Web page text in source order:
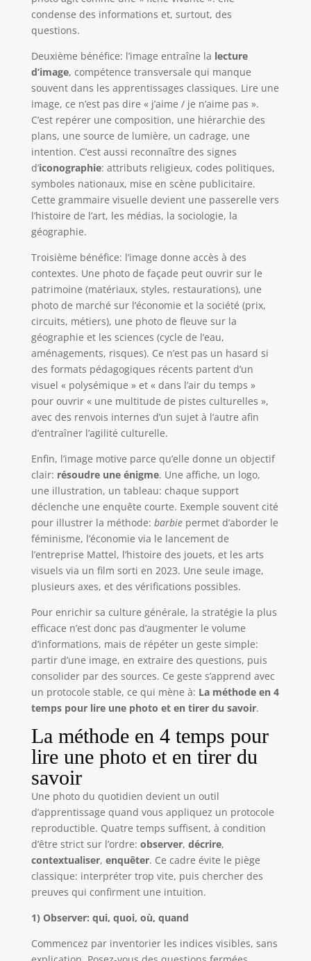
condense des informations et, surtout, des
questions.
Deuxième bénéfice: l’image entraîne la lecture
d’image, compétence transversale qui manque
souvent dans les apprentissages classiques. Lire une
image, ce n’est pas dire « j’aime / je n’aime pas ».
C’est repérer une composition, une hiérarchie des
plans, une source de lumière, un cadrage, une
intention. C’est aussi reconnaître des signes
d’iconographie: attributs religieux, codes politiques,
symboles nationaux, mise en scène publicitaire.
Cette grammaire visuelle devient une passerelle vers
l’histoire de l’art, les médias, la sociologie, la
géographie.
Troisième bénéfice: l’image donne accès à des
contextes. Une photo de façade peut ouvrir sur le
patrimoine (matériaux, styles, restaurations), une
photo de marché sur l’économie et la société (prix,
circuits, métiers), une photo de fleuve sur la
géographie et les sciences (cycle de l’eau,
aménagements, risques). Ce n’est pas un hasard si
des formats pédagogiques récents partent d’un
visuel « polysémique » et « dans l’air du temps »
pour ouvrir « une multitude de pistes culturelles »,
avec des renvois internes d’un sujet à l’autre afin
d’entraîner l’agilité culturelle.
Enfin, l’image motive parce qu’elle donne un objectif
clair: résoudre une énigme. Une affiche, un logo,
une illustration, un tableau: chaque support
déclenche une enquête courte. Exemple souvent cité
pour illustrer la méthode: barbiepermet d’aborder le
féminisme, l’économie via le lancement de
l’entreprise Mattel, l’histoire des jouets, et les arts
visuels via un film sorti en 2023. Une seule image,
plusieurs axes, et des vérifications possibles.
Pour enrichir sa culture générale, la stratégie la plus
efficace n’est donc pas d’augmenter le volume
d’informations, mais de répéter un geste simple:
partir d’une image, en extraire des questions, puis
consolider par des sources. Ce geste s’apprend avec
un protocole stable, ce qui mène à: La méthode en 4
temps pour lire une photo et en tirer du savoir.
La méthode en 4 temps pour
lire une photo et en tirer du
savoir
Une photo du quotidien devient un outil
d’apprentissage quand vous appliquez un protocole
reproductible. Quatre temps suffisent, à condition
d’être strict sur l’ordre: observer, décrire,
contextualiser, enquêter. Ce cadre évite le piège
classique: interpréter trop vite, puis chercher des
preuves qui confirment une intuition.
1) Observer: qui, quoi, où, quand
Commencez par inventorier les indices visibles, sans